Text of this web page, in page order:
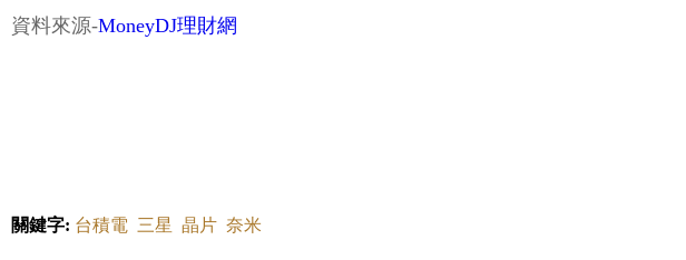
資料來源-MoneyDJ理財網
關鍵字: 台積電 三星 晶片 奈米